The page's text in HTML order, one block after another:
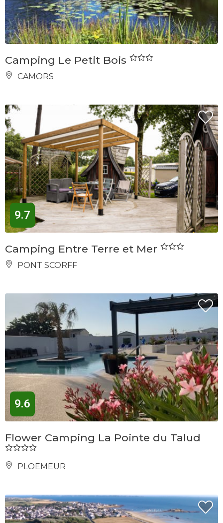
Camping Le Petit Bois
CAMORS
9.7
Camping Entre Terre et Mer
PONT SCORFF
9.6
Flower Camping La Pointe du Talud
PLOEMEUR